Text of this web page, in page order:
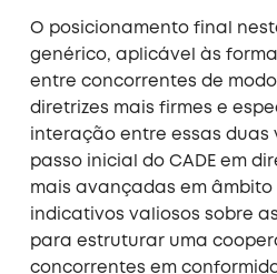
O posicionamento final
genérico, aplicável às
entre concorrentes de
diretrizes mais firmes e
interação entre essas duas
passo inicial do CADE em
mais avançadas em
indicativos valiosos sobre
para estruturar uma
concorrentes em